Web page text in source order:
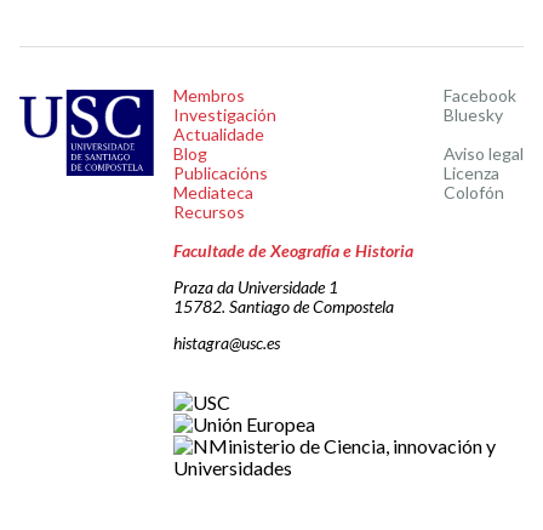
Membros
Investigación
Actualidade
Blog
Publicacións
Mediateca
Recursos
Facebook
Bluesky
Aviso legal
Licenza
Colofón
Facultade de Xeografía e Historia
Praza da Universidade 1
15782. Santiago de Compostela
histagra@usc.es